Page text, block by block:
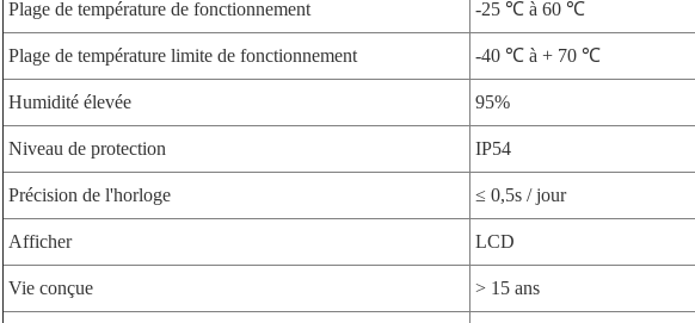
Plage de température de fonctionnement -25 ℃ à 60 ℃
Plage de température limite de fonctionnement -40 ℃ à + 70 ℃
Humidité élevée 95%
Niveau de protection IP54
Précision de l'horloge ≤ 0,5s / jour
Afficher LCD
Vie conçue > 15 ans